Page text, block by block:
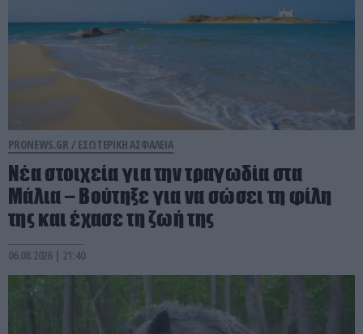
PRONEWS.GR / ΕΣΩΤΕΡΙΚΗ ΑΣΦΑΛΕΙΑ
Νέα στοιχεία για την τραγωδία στα
Μάλια – Βούτηξε για να σώσει τη φίλη
της και έχασε τη ζωή της
06.08.2026 | 21:40